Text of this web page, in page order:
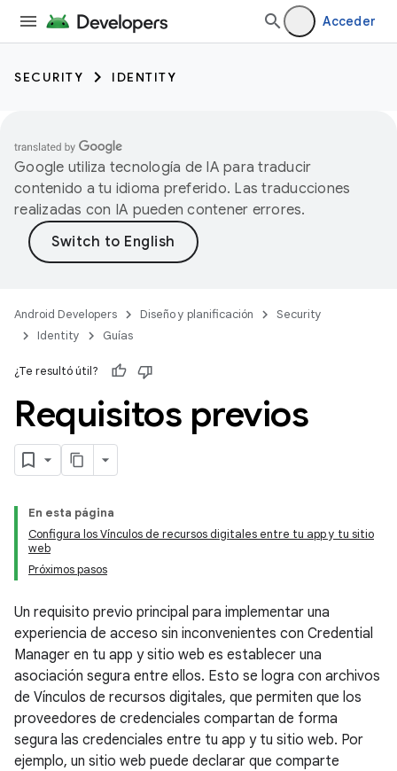
Acceder
SECURITY IDENTITY
Google utiliza tecnología de IA para traducir
contenido a tu idioma preferido. Las traducciones
realizadas con IA pueden contener errores.
Android Developers Diseño y planificación
Security
Identity
Guías
¿Te resultó útil?
Requisitos previos
En esta página
Configura los Vínculos de recursos digitales entre tu app y tu sitio
web
Próximos pasos
Un requisito previo principal para implementar una
experiencia de acceso sin inconvenientes con Credential
Manager en tu app y sitio web es establecer una
asociación segura entre ellos. Esto se logra con archivos
de Vínculos de recursos digitales, que permiten que los
proveedores de credenciales compartan de forma
segura las credenciales entre tu app y tu sitio web. Por
ejemplo, un sitio web puede declarar que comparte